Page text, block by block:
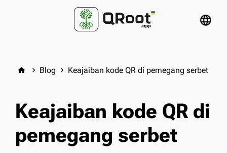
language
home keyboard_arrow_right Blog keyboard_arrow_right Keajaiban kode QR di pemegang serbet
Keajaiban kode QR di
pemegang serbet